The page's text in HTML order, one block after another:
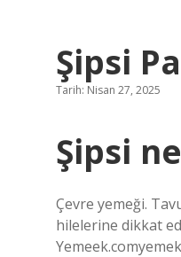
Şipsi
Tarih: Nisan 27, 2025
Şipsi
Çevre yemeği.
hilelerine dikkat